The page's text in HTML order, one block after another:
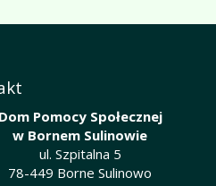
Dom Pomocy Społecznej
w Bornem Sulinowie
ul. Szpitalna 5
78-449 Borne Sulinowo